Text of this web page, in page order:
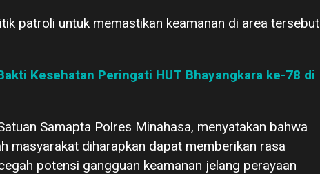
patroli untuk memastikan keamanan di area tersebut
Kesehatan Peringati HUT Bhayangkara ke-78 di
Samapta Polres Minahasa, menyatakan bahwa
masyarakat diharapkan dapat memberikan rasa
potensi gangguan keamanan jelang perayaan